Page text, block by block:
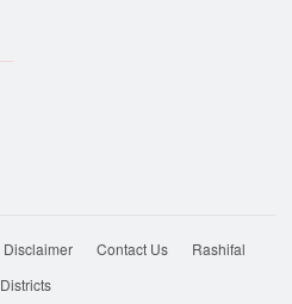
Disclaimer Contact Us
Rashifal
Districts